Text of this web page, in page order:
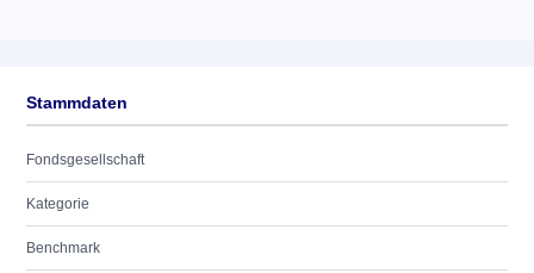
Stammdaten
Fondsgesellschaft
Kategorie
Benchmark